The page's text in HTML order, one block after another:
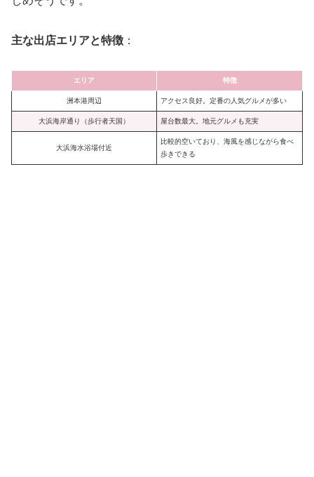
主な出店エリアと特徴 ：
エリア 特徴
洲本港周辺 アクセス良好。定番の人気グルメが多い
大浜海岸通り（歩行者天国） 屋台数最大。地元グルメも充実
大浜海水浴場付近
比較的空いており、海風を感じながら食べ
歩きできる